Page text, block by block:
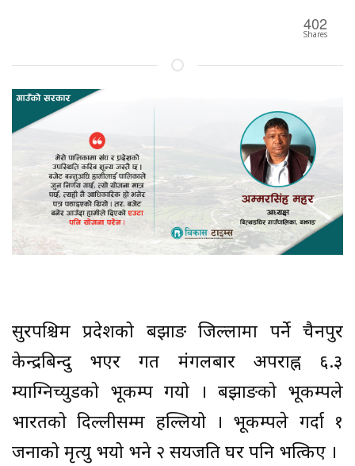
402
Shares
सुदूरपश्चिम प्रदेशको बझाङ जिल्लामा पर्ने चैनपुर
केन्द्रबिन्दु भएर गत मंगलबार अपराह्न ६.३
म्याग्निच्युडको भूकम्प गयो । बझाङको भूकम्पले
भारतको दिल्लीसम्म हल्लियो । भूकम्पले गर्दा १
जनाको मृत्यु भयो भने २ सयजति घर पनि भत्किए ।